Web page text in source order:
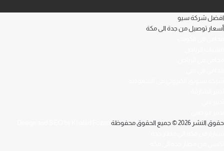
افضل شركة سيو
أسعار توصيل من جدة الى مكة
حقوق النشر 2026 © جميع الحقوق محفوظة